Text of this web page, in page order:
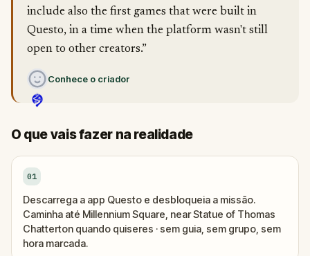
include also the first games that were built in
Questo, in a time when the platform wasn't still
open to other creators.”
Conhece o criador
O que vais fazer na realidade
01
Descarrega a app Questo e desbloqueia a missão.
Caminha até Millennium Square, near Statue of Thomas
Chatterton quando quiseres · sem guia, sem grupo, sem
hora marcada.